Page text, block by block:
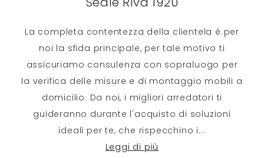
La completa contentezza della clientela è per
noi la sfida principale, per tale motivo ti
assicuriamo consulenza con sopraluogo per
la verifica delle misure e di montaggio mobili a
domicilio. Da noi, i migliori arredatori ti
guideranno durante l'acquisto di soluzioni
ideali per te, che rispecchino i...
Leggi di più